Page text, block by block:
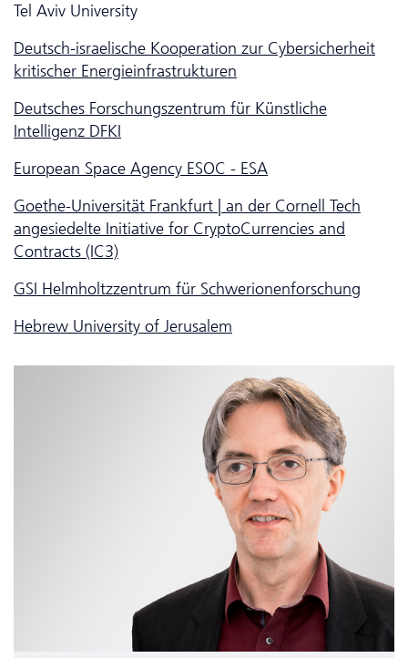
Tel Aviv University
Deutsch-israelische Kooperation zur Cybersicherheit
kritischer Energieinfrastrukturen
Deutsches Forschungszentrum für Künstliche
Intelligenz DFKI
European Space Agency ESOC - ESA
Goethe-Universität Frankfurt | an der Cornell Tech
angesiedelte Initiative for CryptoCurrencies and
Contracts (IC3)
GSI Helmholtzzentrum für Schwerionenforschung
Hebrew University of Jerusalem